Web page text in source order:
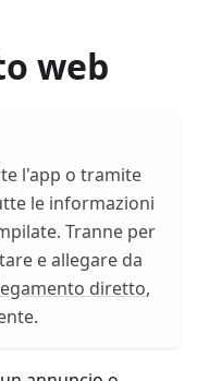
web
l'app o tramite
le informazioni
Tranne per
e allegare da
diretto,